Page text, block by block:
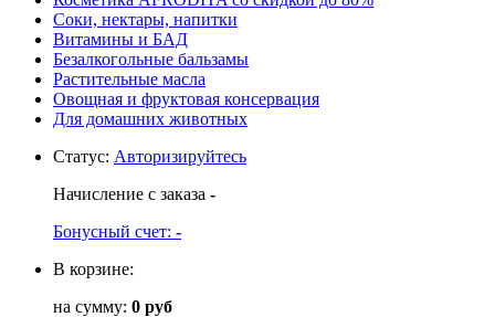
Соки, нектары, напитки
Витамины и БАД
Безалкогольные бальзамы
Растительные масла
Овощная и фруктовая консервация
Для домашних животных
Статус: Авторизируйтесь
Начисление с заказа -
Бонусный счет: -
В корзине:
на сумму: 0 руб